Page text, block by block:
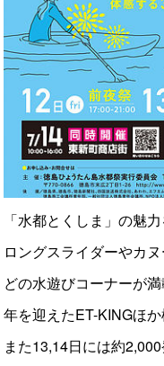
「水都とくしま」の魅
ロングスライダーやカ
どの水遊びコーナーが
年を迎えたET-KINGほ
また13,14日には約